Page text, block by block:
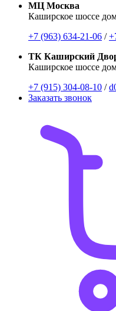
МЦ Москва
Каширское шоссе
+7 (963) 634-21-06 /
ТК Каширский
Каширское шоссе
+7 (915) 304-08-10 /
Заказать звонок